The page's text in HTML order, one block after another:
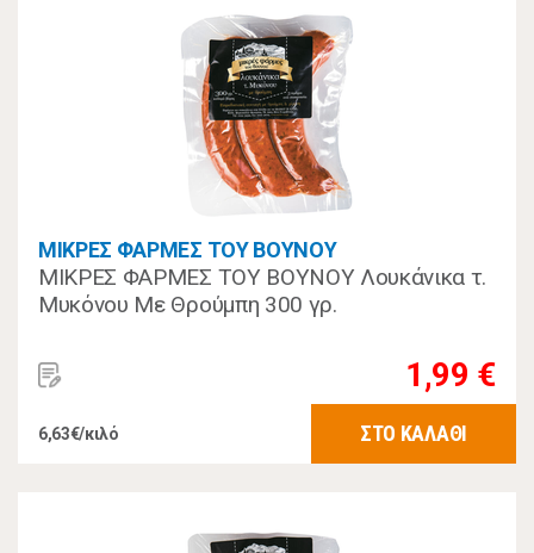
ΜΙΚΡΕΣ ΦΑΡΜΕΣ ΤΟΥ ΒΟΥΝΟΥ
ΜΙΚΡΕΣ ΦΑΡΜΕΣ ΤΟΥ ΒΟΥΝΟΥ Λουκάνικα τ.
Μυκόνου Με Θρούμπη 300 γρ.
1,99 €
6,63€/κιλό ΣΤΟ ΚΑΛΑΘΙ